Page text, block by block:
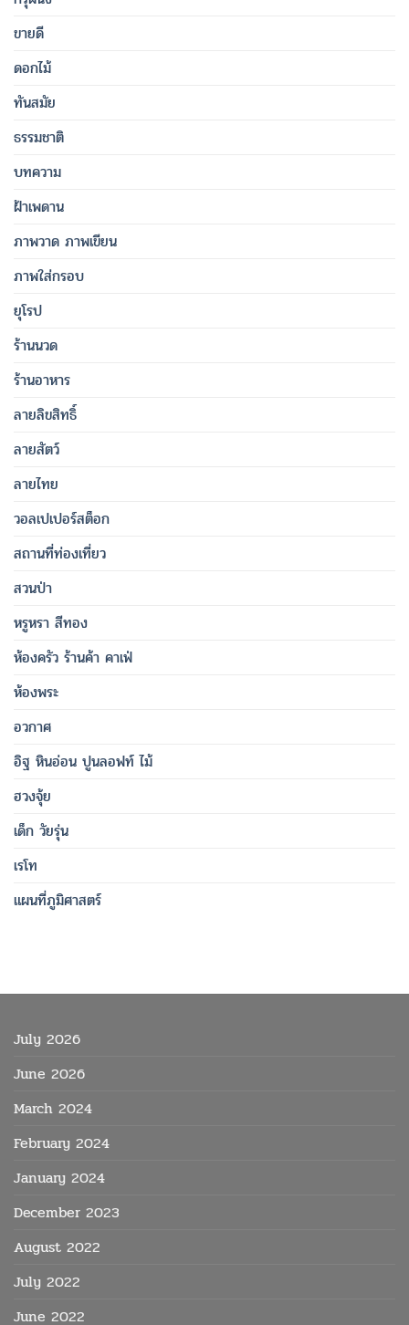
ขายดี
ดอกไม้
ทันสมัย
ธรรมชาติ
บทความ
ฝ้าเพดาน
ภาพวาด ภาพเขียน
ภาพใส่กรอบ
ยุโรป
ร้านนวด
ร้านอาหาร
ลายลิขสิทธิ์
ลายสัตว์
ลายไทย
วอลเปเปอร์สต็อก
สถานที่ท่องเที่ยว
สวนป่า
หรูหรา สีทอง
ห้องครัว ร้านค้า คาเฟ่
ห้องพระ
อวกาศ
อิฐ หินอ่อน ปูนลอฟท์ ไม้
ฮวงจุ้ย
เด็ก วัยรุ่น
เรโท
แผนที่ภูมิศาสตร์
July 2026
June 2026
March 2024
February 2024
January 2024
December 2023
August 2022
July 2022
June 2022